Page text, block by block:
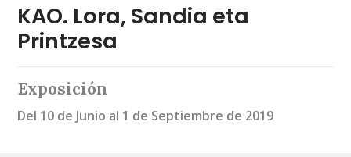
KAO. Lora, Sandia eta
Printzesa
Exposición
Del 10 de Junio al 1 de Septiembre de 2019